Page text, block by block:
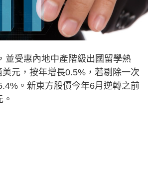
受惠內地中產階級出國留學熱
元，按年增長0.5%，若剔除一次
。新東方股價今年6月逆轉之前